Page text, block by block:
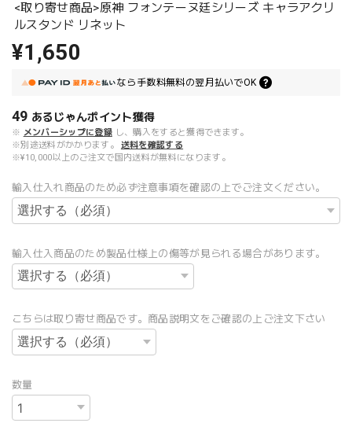
<取り寄せ商品>原神 フォンテーヌ廷シリーズ キャラアクリ
ルスタンド リネット
¥1,650
なら 手数料無料の翌月払いでOK
49 あるじゃんポイント獲得
※ メンバーシップに登録 し、購入をすると獲得できます。
※別途送料がかかります。
送料を確認する
※¥10,000以上のご注文で国内送料が無料になります。
輸入仕入れ商品のため必ず注意事項を確認の上でご注文ください。
輸入仕入商品のため製品仕様上の傷等が見られる場合があります。
こちらは取り寄せ商品です。商品説明文をご確認の上ご注文下さい
数量